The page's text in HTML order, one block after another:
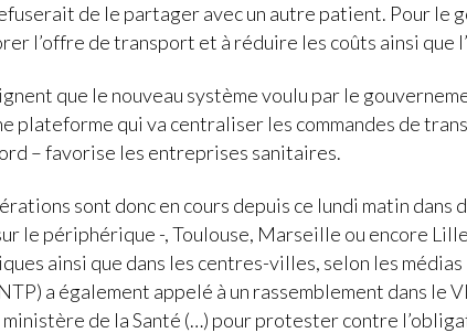
de le partager avec un autre patient. Pour le
l’offre de transport et à réduire les coûts ainsi que
que le nouveau système voulu par le
plateforme qui va centraliser les commandes de
– favorise les entreprises sanitaires.
sont donc en cours depuis ce lundi matin dans
le périphérique -, Toulouse, Marseille ou encore
ainsi que dans les centres-villes, selon les médias
a également appelé à un rassemblement dans le
de la Santé (…) pour protester contre